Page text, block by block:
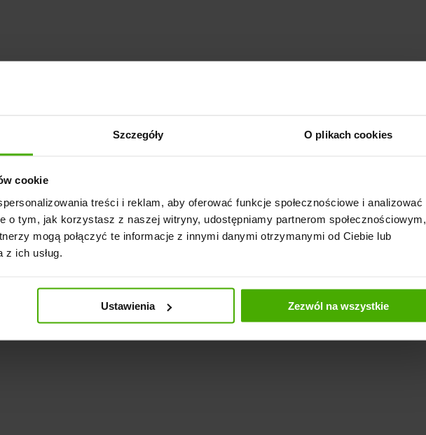
Szczegóły O plikach cookies
cookie
treści i reklam, aby oferować funkcje społecznościowe i analizować
o tym, jak korzystasz z naszej witryny, udostępniamy partnerom społecznościowym,
mogą połączyć te informacje z innymi danymi otrzymanymi od Ciebie lub
ich usług.
Ustawienia Zezwól na wszystkie